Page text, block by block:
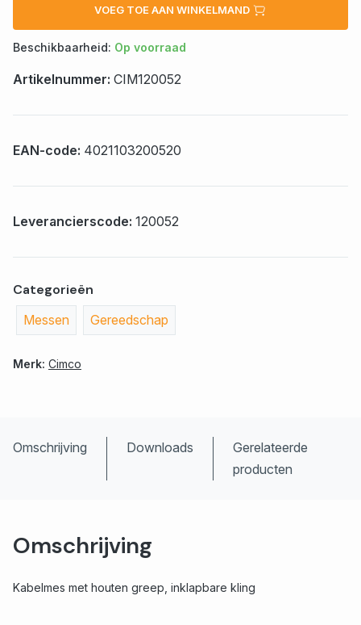
VOEG TOE AAN WINKELMAND
Beschikbaarheid: Op voorraad
Artikelnummer: CIM120052
EAN-code: 4021103200520
Leverancierscode: 120052
Categorieën
Messen Gereedschap
Merk: Cimco
Omschrijving Downloads
Gerelateerde
producten
Omschrijving
Kabelmes met houten greep, inklapbare kling